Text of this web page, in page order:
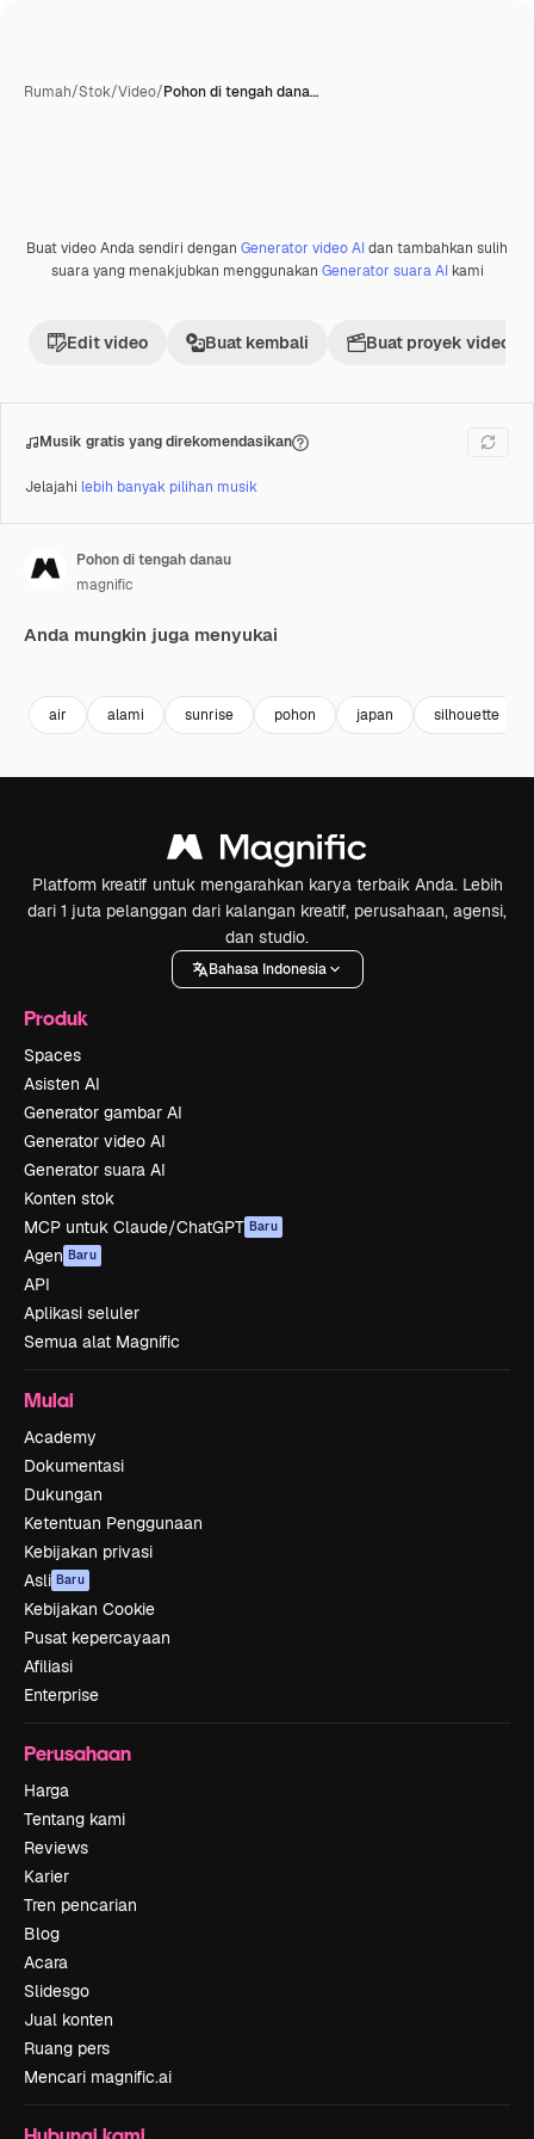
Rumah/Stok/Video/Pohon di tengah dana…
Buat video Anda sendiri dengan Generator video AIdan tambahkan sulih
suara yang menakjubkan menggunakan Generator suara AIkami
Edit video Buat kembali Buat proyek video
Musik gratis yang direkomendasikan
Jelajahi lebih banyak pilihan musik
Pohon di tengah danau
magnific
Anda mungkin juga menyukai
air alami sunrise pohon japan silhouette
Platform kreatif untuk mengarahkan karya terbaik Anda. Lebih
dari 1 juta pelanggan dari kalangan kreatif, perusahaan, agensi,
dan studio.
Bahasa Indonesia
Produk
Spaces
Asisten AI
Generator gambar AI
Generator video AI
Generator suara AI
Konten stok
MCP untuk Claude/ChatGPT Baru
Agen Baru
API
Aplikasi seluler
Semua alat Magnific
Mulai
Academy
Dokumentasi
Dukungan
Ketentuan Penggunaan
Kebijakan privasi
Asli Baru
Kebijakan Cookie
Pusat kepercayaan
Afiliasi
Enterprise
Perusahaan
Harga
Tentang kami
Reviews
Karier
Tren pencarian
Blog
Acara
Slidesgo
Jual konten
Ruang pers
Mencari magnific.ai